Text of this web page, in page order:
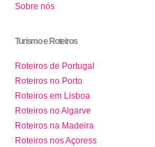
Sobre nós
Turismo e Roteiros
Roteiros de Portugal
Roteiros no Porto
Roteiros em Lisboa
Roteiros no Algarve
Roteiros na Madeira
Roteiros nos Açoress